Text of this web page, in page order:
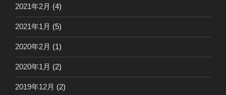
2021年2月 (4)
2021年1月 (5)
2020年2月 (1)
2020年1月 (2)
2019年12月 (2)